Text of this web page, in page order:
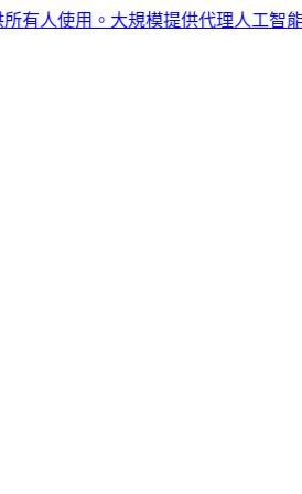
。大規模提供代理人工智能，以實